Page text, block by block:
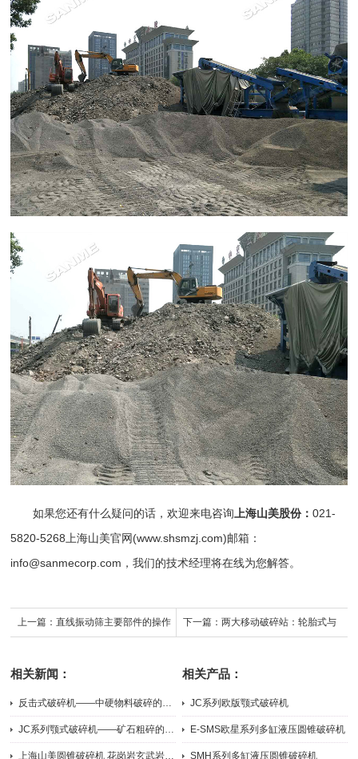
如果您还有什么疑问的话，欢迎来电咨询 上海山美股份：021-
5820-5268 上海山美官网(www.shsmzj.com)邮箱：
info@sanmecorp.com，我们的技术经理将在线为您解答。
上一篇： 直线振动筛主要部件的操作 下一篇：两大移动破碎站：轮胎式与
答
相关新闻：
2026-07-31
2026-07-31
相关产品：
JC系列欧版颚式破碎机
2026-05-21
E-SMS欧星系列多缸液压圆锥破碎机
2026-07-22
SMH系列多缸液压圆锥破碎机